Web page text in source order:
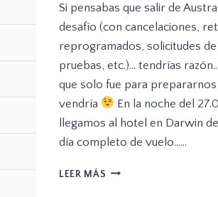
Si pensabas que salir de
desafío (con cancelaciones,
reprogramados, solicitudes
pruebas, etc.)… tendrías
que solo fue para
vendría
En la noche del
llegamos al hotel en Darwin
día completo de vuelo……
LEER MÁS